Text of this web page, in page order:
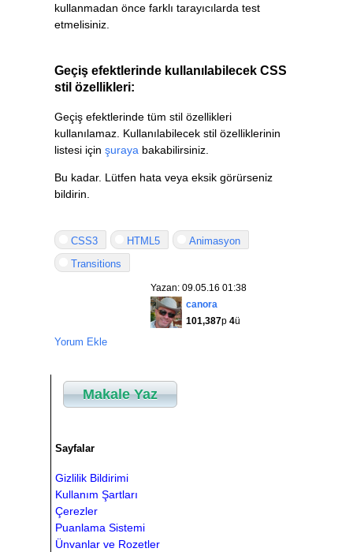
kullanmadan önce farklı tarayıcılarda test
etmelisiniz.
Geçiş efektlerinde kullanılabilecek CSS
stil özellikleri:
Geçiş efektlerinde tüm stil özellikleri
kullanılamaz. Kullanılabilecek stil özelliklerinin
listesi için şuraya bakabilirsiniz.
Bu kadar. Lütfen hata veya eksik görürseniz
bildirin.
CSS3 HTML5
Animasyon
Transitions
Yazan: 09.05.16 01:38
canora
101,387p 4ü
Yorum Ekle
Makale Yaz
Sayfalar
Gizlilik Bildirimi
Kullanım Şartları
Çerezler
Puanlama Sistemi
Ünvanlar ve Rozetler